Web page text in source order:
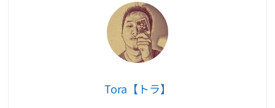
Tora【トラ】